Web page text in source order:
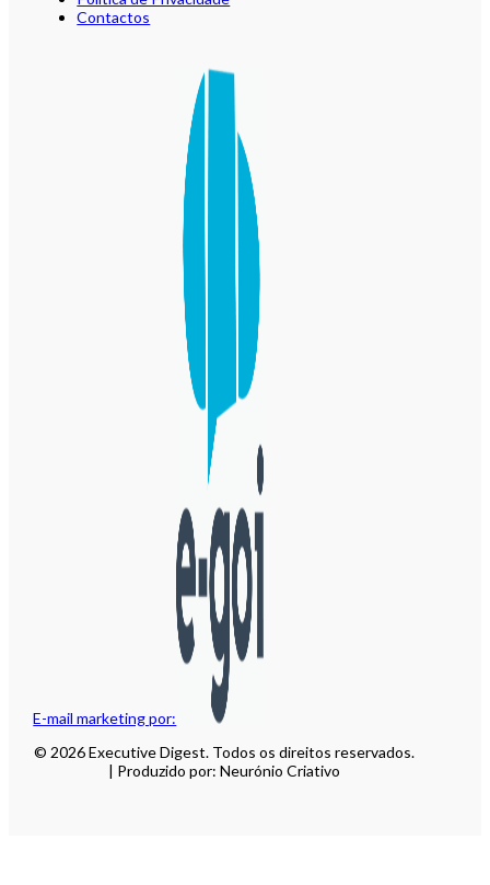
E-mail marketing por:
Contactos
© 2026 Executive Digest. Todos os direitos reservados.
| Produzido por: Neurónio Criativo